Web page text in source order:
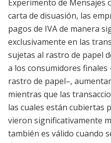
Experimento de Mensajes
carta de disuasión, las
pagos de IVA de manera
exclusivamente en las
sujetas al rastro de papel
a los consumidores finales
rastro de papel–,
mientras que las
las cuales están cubiertas
vieron significativamente
también es válido cuando